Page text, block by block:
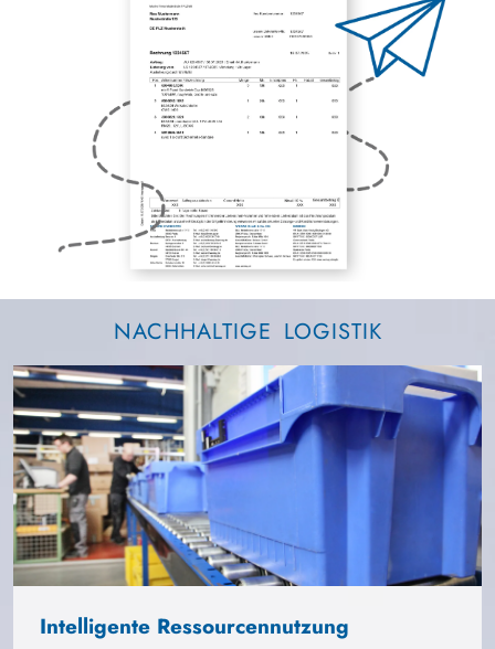
NACHHALTIGE LOGISTIK
Intelligente Ressourcennutzung